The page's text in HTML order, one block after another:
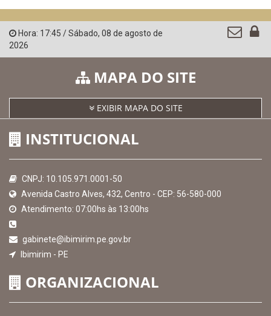
Hora: 17:45 /Sábado, 08 de agosto de
2026
MAPA DO SITE
EXIBIR MAPA DO SITE
INSTITUCIONAL
CNPJ: 10.105.971.0001-50
Avenida Castro Alves, 432, Centro - CEP: 56-580-000
Atendimento: 07:00hs às 13:00hs
gabinete@ibimirim.pe.gov.br
Ibimirim - PE
ORGANIZACIONAL